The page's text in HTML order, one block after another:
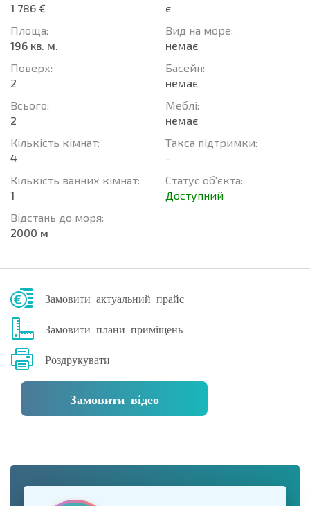
1 786 €
Площа:
196 кв. м.
Поверх:
2
Всього:
2
Кількість кімнат:
4
Кількість ванних кімнат:
1
Відстань до моря:
2000 м
є
Вид на море:
немає
Баcейн:
немає
Меблі:
немає
Такса підтримки:
-
Статус об'єкта:
Доступний
Замовити актуальний прайс
Замовити плани приміщень
Роздрукувати
Замовити відео